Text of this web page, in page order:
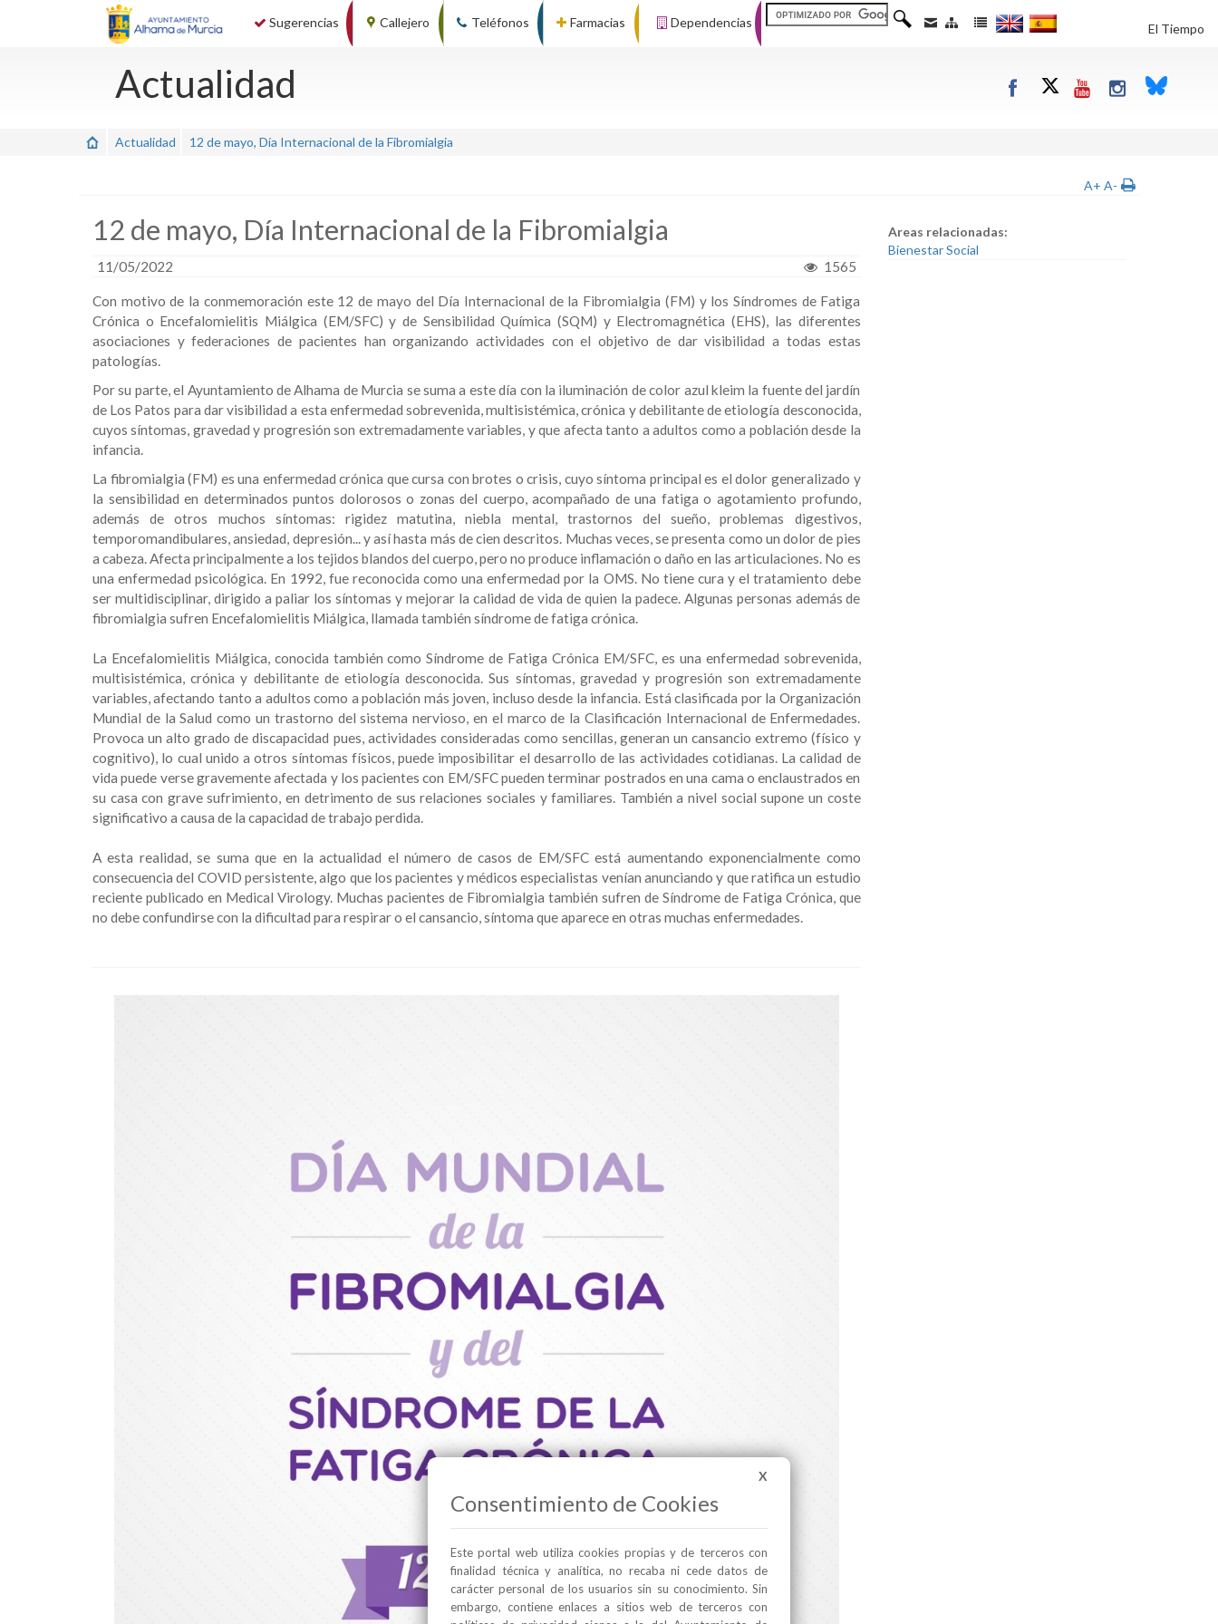
Sugerencias Callejero Teléfonos Farmacias Dependencias El Tiempo
Actualidad
Actualidad 12 de mayo, Día Internacional de la Fibromialgia
A+ A-
12 de mayo, Día Internacional de la Fibromialgia
11/05/2022 1565
Con motivo de la conmemoración este 12 de mayo del Día Internacional de la Fibromialgia (FM) y los Síndromes de Fatiga
Crónica o Encefalomielitis Miálgica (EM/SFC) y de Sensibilidad Química (SQM) y Electromagnética (EHS), las diferentes
asociaciones y federaciones de pacientes han organizando actividades con el objetivo de dar visibilidad a todas estas
patologías.
Por su parte, el Ayuntamiento de Alhama de Murcia se suma a este día con la iluminación de color azul kleim la fuente del jardín
de Los Patos para dar visibilidad a esta enfermedad sobrevenida, multisistémica, crónica y debilitante de etiología desconocida,
cuyos síntomas, gravedad y progresión son extremadamente variables, y que afecta tanto a adultos como a población desde la
infancia.
La fibromialgia (FM) es una enfermedad crónica que cursa con brotes o crisis, cuyo síntoma principal es el dolor generalizado y
la sensibilidad en determinados puntos dolorosos o zonas del cuerpo, acompañado de una fatiga o agotamiento profundo,
además de otros muchos síntomas: rigidez matutina, niebla mental, trastornos del sueño, problemas digestivos,
temporomandibulares, ansiedad, depresión... y así hasta más de cien descritos. Muchas veces, se presenta como un dolor de pies
a cabeza. Afecta principalmente a los tejidos blandos del cuerpo, pero no produce inflamación o daño en las articulaciones. No es
una enfermedad psicológica. En 1992, fue reconocida como una enfermedad por la OMS. No tiene cura y el tratamiento debe
ser multidisciplinar, dirigido a paliar los síntomas y mejorar la calidad de vida de quien la padece. Algunas personas además de
fibromialgia sufren Encefalomielitis Miálgica, llamada también síndrome de fatiga crónica.
La Encefalomielitis Miálgica, conocida también como Síndrome de Fatiga Crónica EM/SFC, es una enfermedad sobrevenida,
multisistémica, crónica y debilitante de etiología desconocida. Sus síntomas, gravedad y progresión son extremadamente
variables, afectando tanto a adultos como a población más joven, incluso desde la infancia. Está clasificada por la Organización
Mundial de la Salud como un trastorno del sistema nervioso, en el marco de la Clasificación Internacional de Enfermedades.
Provoca un alto grado de discapacidad pues, actividades consideradas como sencillas, generan un cansancio extremo (físico y
cognitivo), lo cual unido a otros síntomas físicos, puede imposibilitar el desarrollo de las actividades cotidianas. La calidad de
vida puede verse gravemente afectada y los pacientes con EM/SFC pueden terminar postrados en una cama o enclaustrados en
su casa con grave sufrimiento, en detrimento de sus relaciones sociales y familiares. También a nivel social supone un coste
significativo a causa de la capacidad de trabajo perdida.
A esta realidad, se suma que en la actualidad el número de casos de EM/SFC está aumentando exponencialmente como
consecuencia del COVID persistente, algo que los pacientes y médicos especialistas venían anunciando y que ratifica un estudio
reciente publicado en Medical Virology. Muchas pacientes de Fibromialgia también sufren de Síndrome de Fatiga Crónica, que
no debe confundirse con la dificultad para respirar o el cansancio, síntoma que aparece en otras muchas enfermedades.
Areas relacionadas:
Bienestar Social
X
Consentimiento de Cookies
Este portal web utiliza cookies propias y de terceros con
finalidad técnica y analítica, no recaba ni cede datos de
carácter personal de los usuarios sin su conocimiento. Sin
embargo, contiene enlaces a sitios web de terceros con